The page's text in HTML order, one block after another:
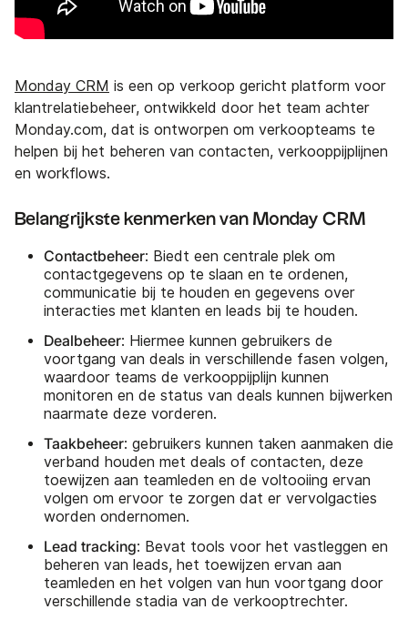
Monday CRM is een op verkoop gericht platform voor
klantrelatiebeheer, ontwikkeld door het team achter
Monday.com, dat is ontworpen om verkoopteams te
helpen bij het beheren van contacten, verkooppijplijnen
en workflows.
Belangrijkste kenmerken van Monday CRM
Contactbeheer: Biedt een centrale plek om
contactgegevens op te slaan en te ordenen,
communicatie bij te houden en gegevens over
interacties met klanten en leads bij te houden.
Dealbeheer: Hiermee kunnen gebruikers de
voortgang van deals in verschillende fasen volgen,
waardoor teams de verkooppijplijn kunnen
monitoren en de status van deals kunnen bijwerken
naarmate deze vorderen.
Taakbeheer: gebruikers kunnen taken aanmaken die
verband houden met deals of contacten, deze
toewijzen aan teamleden en de voltooiing ervan
volgen om ervoor te zorgen dat er vervolgacties
worden ondernomen.
Lead tracking: Bevat tools voor het vastleggen en
beheren van leads, het toewijzen ervan aan
teamleden en het volgen van hun voortgang door
verschillende stadia van de verkooptrechter.